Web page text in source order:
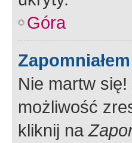
Góra
Nie martw
możliwość
kliknij na